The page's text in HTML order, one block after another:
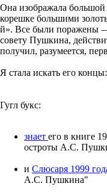
Она изображала
корешке большими
й». Все были поражены
совету Пушкина,
получил, разумеется,
Я стала искать его концы:
Гугл букс:
знает его в книге
остроты А.С.
и Слюсаря 1999
А.С. Пушкина"